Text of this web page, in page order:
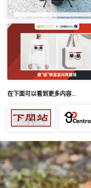
在下面可以看到更多内容…